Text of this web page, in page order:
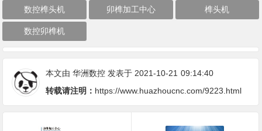
数控榫头机 卯榫加工中心 榫头机
数控卯榫机
本文由华洲数控 发表于 2021-10-21 09:14:40
转载请注明： https://www.huazhoucnc.com/9223.html